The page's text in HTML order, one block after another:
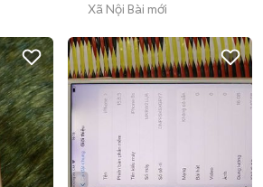
Xã Nội Bài mới